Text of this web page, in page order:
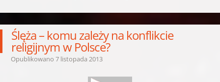
Ślęża – komu zależy na konflikcie
religijnym w Polsce?
Opublikowano 7 listopada 2013